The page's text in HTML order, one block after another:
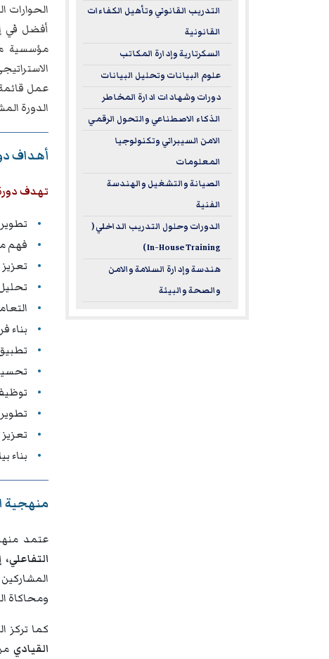
الحوارات
أفضل في
مؤسسية
عمل قائمة
الدورة
أهداف
تهدف دورة
فهم
بناء
تعزيز
بناء
منهجية
عتمد
ومحاكاة
كما تركز
القيادي
التدريب القانوني وتأهيل الكفاءات
القانونية
السكرتارية وإدارة المكاتب
علوم البيانات وتحليل البيانات
دورات وشهادات ادارة المخاطر
الذكاء الاصطناعي والتحول الرقمي
الامن السيبراني وتكنولوجيا
المعلومات
الصيانة والتشغيل والهندسة
الفنية
الدورات وحلول التدريب الداخلي (
In-House Training )
هندسة وإدارة السلامة والامن
والصحة والبيئة